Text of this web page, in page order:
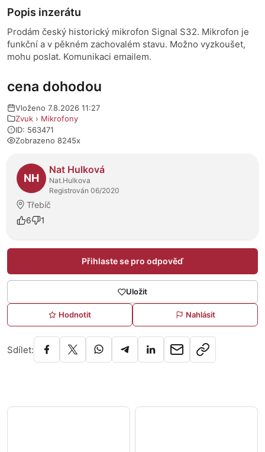
cena dohodou
Vloženo 7.8.2026 11:27
Zvuk › Mikrofony
ID: 563471
Zobrazeno 8245x
O prodejci
NH
Nat Hulková
Nat.Hulkova
Registrován 06/2020
Třebíč
6
1
Přihlaste se pro odpověď
Uložit
Hodnotit Nahlásit
Sdílet:
Popis inzerátu
Prodám český historický mikrofon Signal S32. Mikrofon je
funkční a v pěkném zachovalém stavu. Možno vyzkoušet,
mohu poslat. Komunikaci emailem.